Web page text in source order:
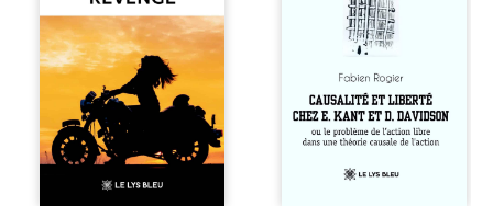
tout le pays. Rien
ne la prédestinait
à cette vie, mais
les épreuves ont
forgé une femme
dure, inaccessible
et résolue à ne
jamais dévoiler
ses faiblesses,
jusqu’à ce que le
travers une
confrontation
entre les pensées
d’Emmanuel Kant
et de Donald
Davidson, cet
essai explore les
liens entre libre
déterminisme